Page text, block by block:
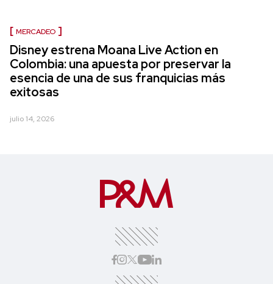
MERCADEO
Disney estrena Moana Live Action en
Colombia: una apuesta por preservar la
esencia de una de sus franquicias más
exitosas
julio 14, 2026